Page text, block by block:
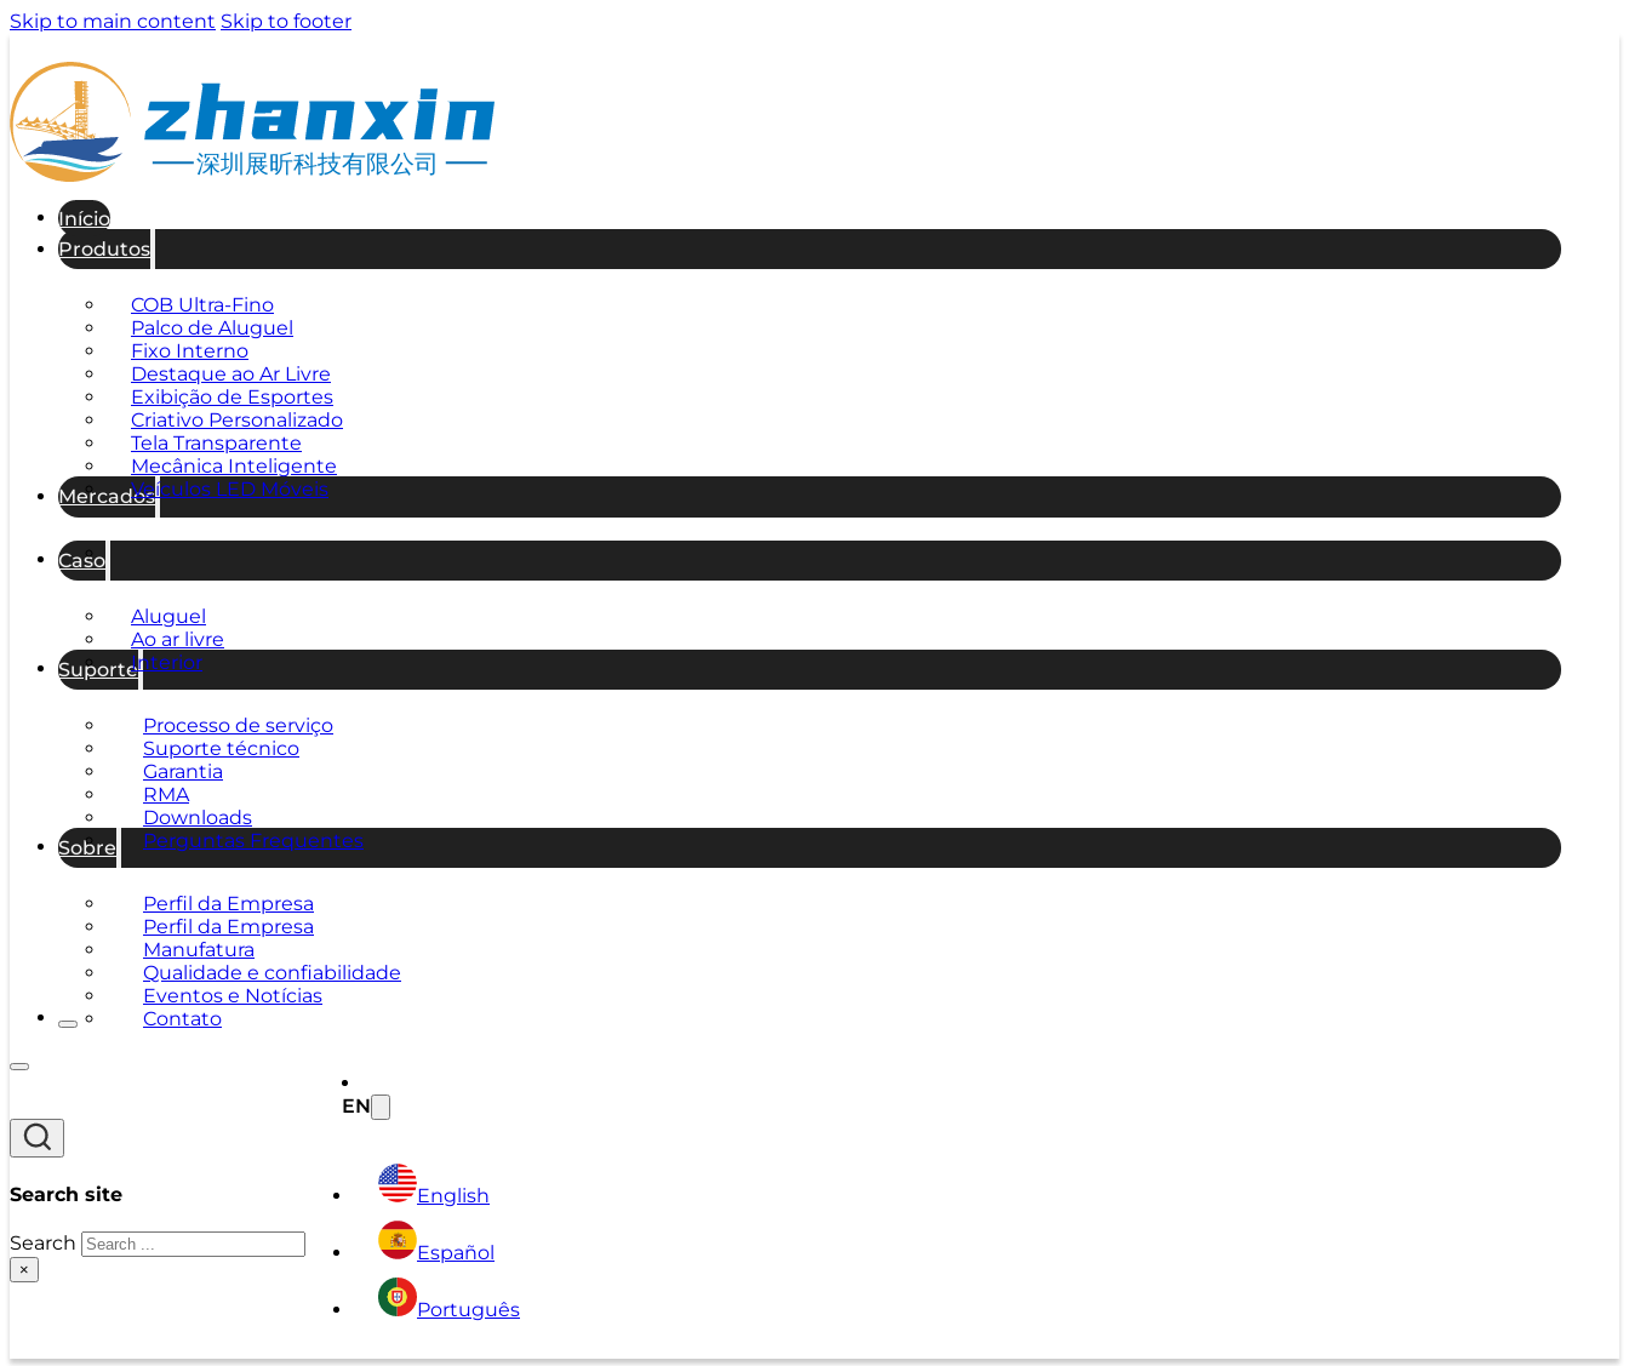
Skip to main content Skip to footer
深圳展昕科技有限公司
Início
Produtos
COB Ultra-Fino
Palco de Aluguel
Fixo Interno
Destaque ao Ar Livre
Exibição de Esportes
Criativo Personalizado
Tela Transparente
Mecânica Inteligente
Veículos LED Móveis
Mercados
Caso
Aluguel
Ao ar livre
Interior
Suporte
Processo de serviço
Suporte técnico
Garantia
RMA
Downloads
Perguntas Frequentes
Sobre
Perfil da Empresa
Perfil da Empresa
Manufatura
Qualidade e confiabilidade
Eventos e Notícias
Contato
Search site
Search
×
EN
English
Español
Português